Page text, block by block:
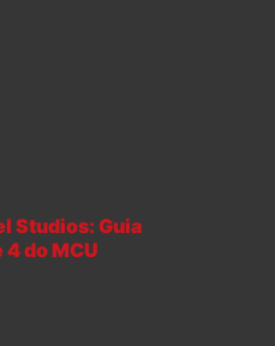
Studios: Guia
4 do MCU